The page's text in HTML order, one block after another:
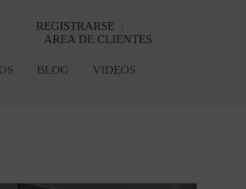
REGISTRARSE
AREA DE CLIENTES
BLOG VIDEOS